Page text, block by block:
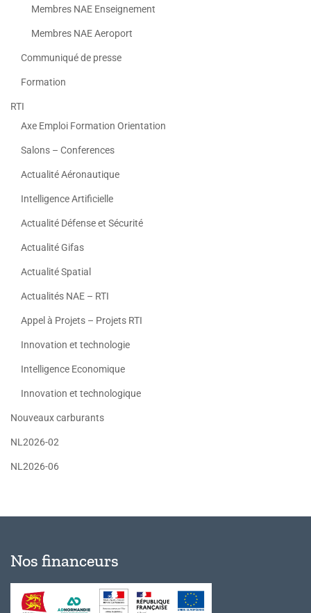
Membres NAE Enseignement
Membres NAE Aeroport
Communiqué de presse
Formation
RTI
Axe Emploi Formation Orientation
Salons – Conferences
Actualité Aéronautique
Intelligence Artificielle
Actualité Défense et Sécurité
Actualité Gifas
Actualité Spatial
Actualités NAE – RTI
Appel à Projets – Projets RTI
Innovation et technologie
Intelligence Economique
Innovation et technologique
Nouveaux carburants
NL2026-02
NL2026-06
Nos financeurs